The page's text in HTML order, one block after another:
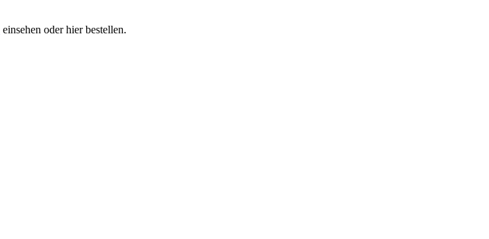
einsehen oder hier bestellen.